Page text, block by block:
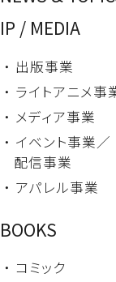
IP / MEDIA
・ 出版事業
・ ライトアニメ事
・ メディア事業
・ イベント事業／
配信事業
・ アパレル事業
BOOKS
・ コミック